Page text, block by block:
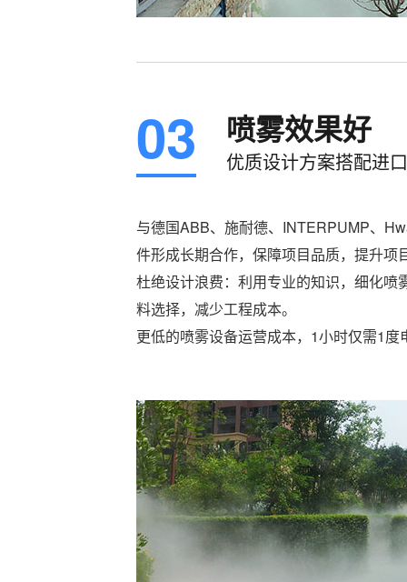
03 喷雾效果好
优质设计方案搭配进
与德国ABB、施耐德、INTERPUMP、
件形成长期合作，保障项目品质，提升项
杜绝设计浪费：利用专业的知识，细化喷
料选择，减少工程成本。
更低的喷雾设备运营成本，1小时仅需1度